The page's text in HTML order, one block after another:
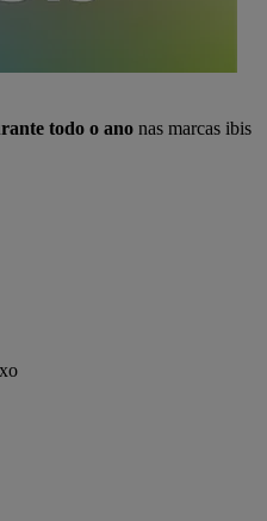
todo o ano nas marcas ibis